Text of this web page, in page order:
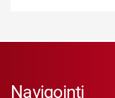
Navigointi